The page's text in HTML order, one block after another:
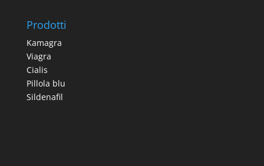
Prodotti
Kamagra
Viagra
Cialis
Pillola blu
Sildenafil